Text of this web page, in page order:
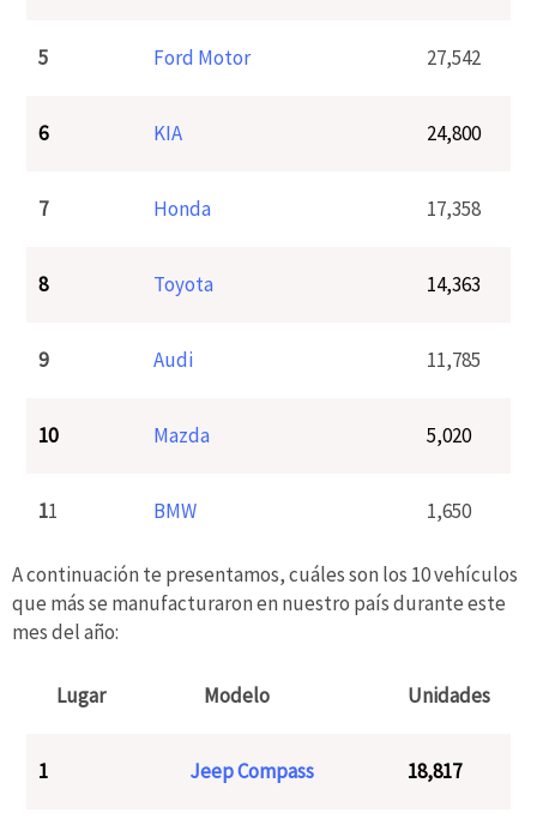
5 Ford Motor 27,542
6 KIA 24,800
7 Honda 17,358
8 Toyota 14,363
9 Audi 11,785
10 Mazda 5,020
11 BMW 1,650
A continuación te presentamos, cuáles son los 10 vehículos
que más se manufacturaron en nuestro país durante este
mes del año:
Lugar Modelo Unidades
1 Jeep Compass 18,817